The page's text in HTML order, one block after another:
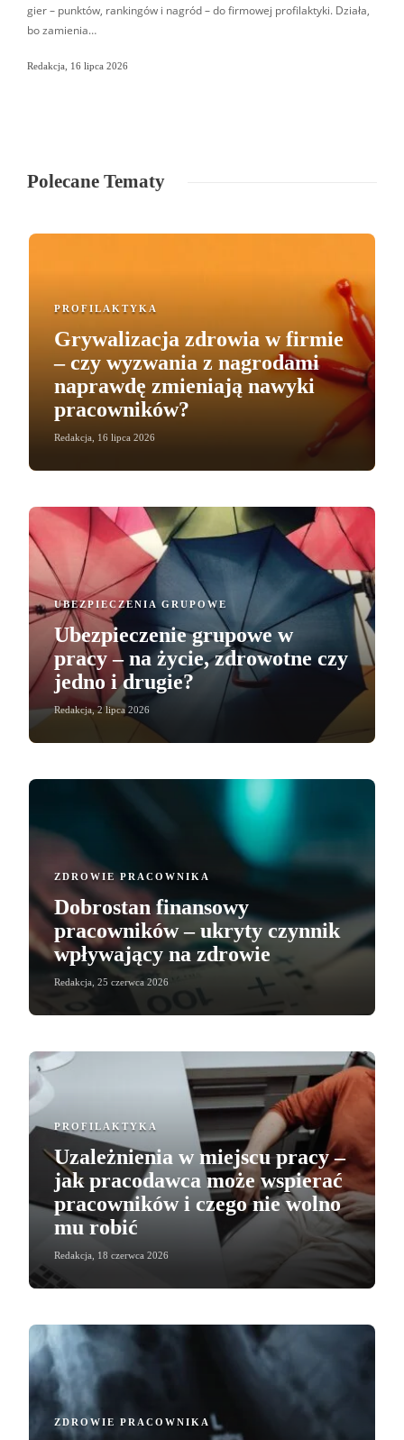
gier – punktów, rankingów i nagród – do firmowej profilaktyki. Działa,
bo zamienia…
Redakcja 16 lipca 2026
Polecane Tematy
PROFILAKTYKA
Grywalizacja zdrowia w firmie
– czy wyzwania z nagrodami
naprawdę zmieniają nawyki
pracowników?
Redakcja 16 lipca 2026
UBEZPIECZENIA GRUPOWE
Ubezpieczenie grupowe w
pracy – na życie, zdrowotne czy
jedno i drugie?
Redakcja,2 lipca 2026
ZDROWIE PRACOWNIKA
Dobrostan finansowy
pracowników – ukryty czynnik
wpływający na zdrowie
Redakcja 25 czerwca 2026
PROFILAKTYKA
Uzależnienia w miejscu pracy –
jak pracodawca może wspierać
pracowników i czego nie wolno
mu robić
Redakcja 18 czerwca 2026
ZDROWIE PRACOWNIKA